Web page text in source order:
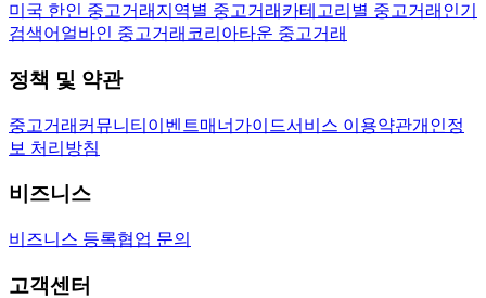
미국 한인 중고거래 지역별 중고거래 카테고리별 중고거래 인기
검색어 얼바인 중고거래 코리아타운 중고거래
정책 및 약관
중고거래 커뮤니티 이벤트매너가이드서비스 이용약관개인정
보 처리방침
비즈니스
비즈니스 등록협업 문의
고객센터